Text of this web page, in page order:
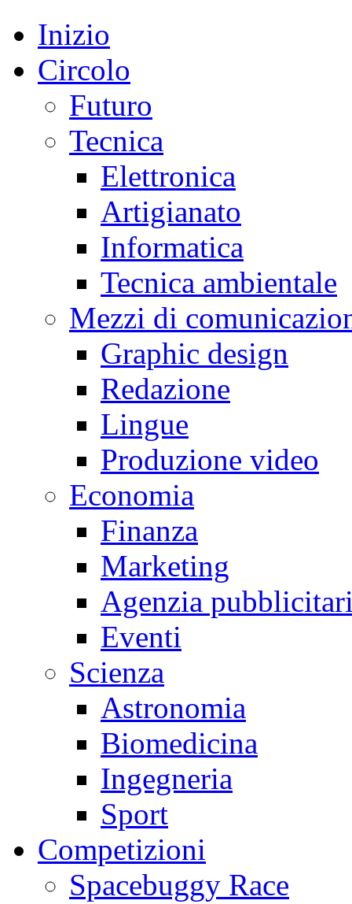
Inizio
Circolo
Futuro
Tecnica
Elettronica
Artigianato
Informatica
Tecnica ambientale
Mezzi di
Graphic design
Redazione
Lingue
Produzione video
Economia
Finanza
Marketing
Agenzia
Eventi
Scienza
Astronomia
Biomedicina
Ingegneria
Sport
Competizioni
Spacebuggy Race